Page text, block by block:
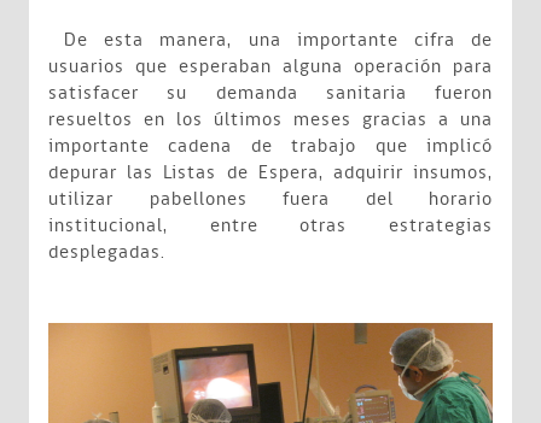
De esta manera, una importante cifra de
usuarios que esperaban alguna operación para
satisfacer su demanda sanitaria fueron
resueltos en los últimos meses gracias a una
importante cadena de trabajo que implicó
depurar las Listas de Espera, adquirir insumos,
utilizar pabellones fuera del horario
institucional, entre otras estrategias
desplegadas.